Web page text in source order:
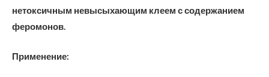
нетоксичным невысыхающим клеем с содержанием
феромонов.
Применение: